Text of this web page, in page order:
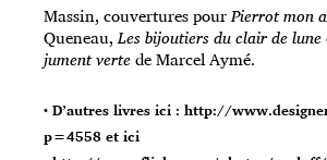
Massin, couvertures pourPierrot mon
Queneau,Les bijoutiers du clair de lune
jument vertede Marcel Aymé.
• D’autres livres ici : http://
p=4558et ici